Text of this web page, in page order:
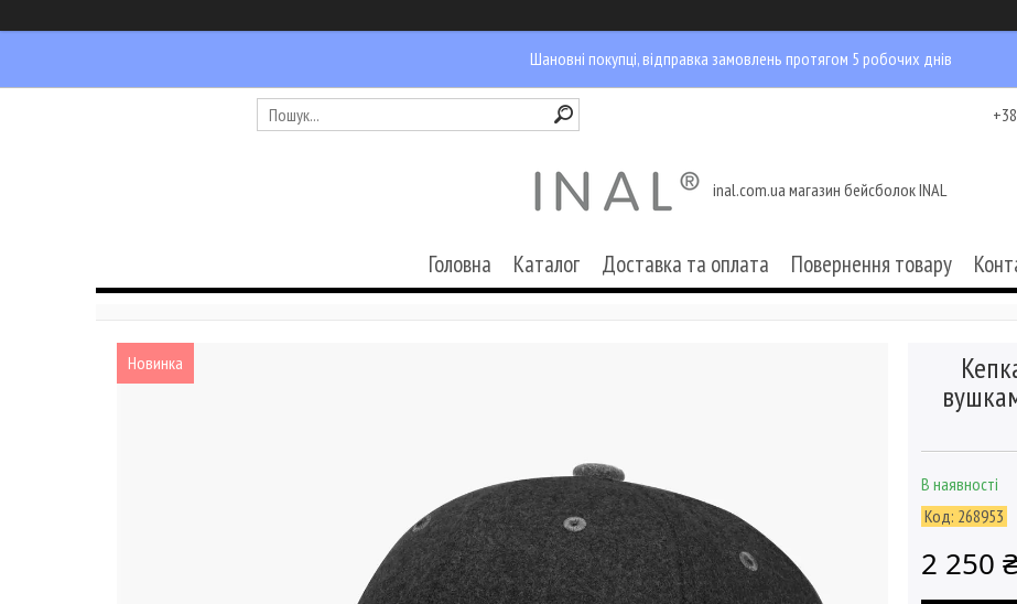
Шановні покупці, відправка замовлень протягом 5 робочих днів
inal.com.ua магазин бейсболок INAL
Головна Каталог Доставка та оплата Повернення товару
Новинка
В наявності
Код: 268953
2 250 ₴